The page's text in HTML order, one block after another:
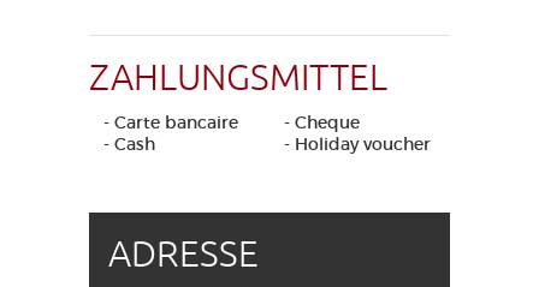
ZAHLUNGSMITTEL
- Carte bancaire
- Cheque
- Cash
- Holiday voucher
ADRESSE